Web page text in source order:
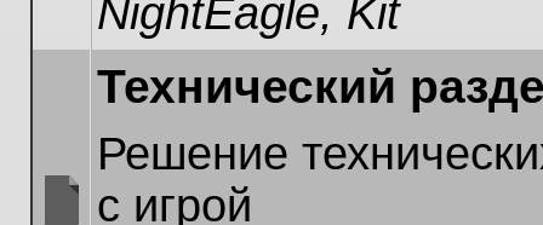
unreadNightEagle, Kit
Технический
Решение
с игрой